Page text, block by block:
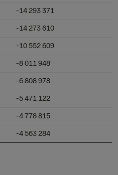
-14 293 371
-14 273 610
-10 552 609
-8 011 948
-6 808 978
-5 471 122
-4 778 815
-4 563 284